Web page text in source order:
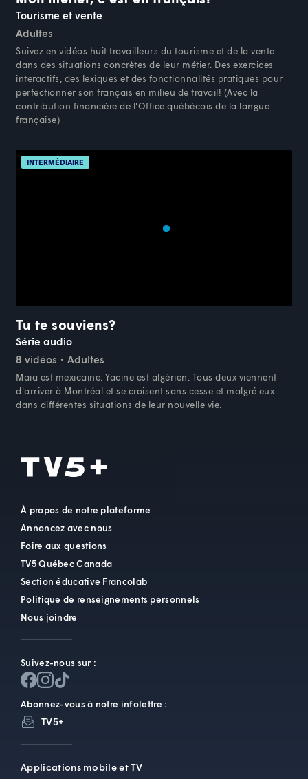
Tourisme et vente
Adultes
Suivez en vidéos huit travailleurs du tourisme et de la vente
dans des situations concrètes de leur métier. Des exercices
interactifs, des lexiques et des fonctionnalités pratiques pour
perfectionner son français en milieu de travail! (Avec la
contribution financière de l'Office québécois de la langue
française)
INTERMÉDIAIRE
Tu te souviens?
Série audio
8 vidéos
Adultes
Maia est mexicaine. Yacine est algérien. Tous deux viennent
d'arriver à Montréal et se croisent sans cesse et malgré eux
dans différentes situations de leur nouvelle vie.
À propos de notre plateforme
Annoncez avec nous
Foire aux questions
TV5 Québec Canada
Section éducative Francolab
Politique de renseignements personnels
Nous joindre
Suivez-nous sur :
Abonnez-vous à notre infolettre :
TV5+
Applications mobile et TV